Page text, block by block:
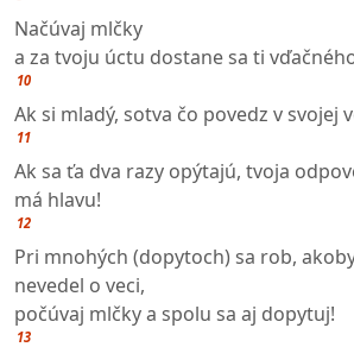
Načúvaj mlčky
a za tvoju úctu dostane sa ti
10
Ak si mladý, sotva čo povedz v svojej
11
Ak sa ťa dva razy opýtajú, tvoja
má hlavu!
12
Pri mnohých (dopytoch) sa rob,
nevedel o veci,
počúvaj mlčky a spolu sa aj dopytuj!
13